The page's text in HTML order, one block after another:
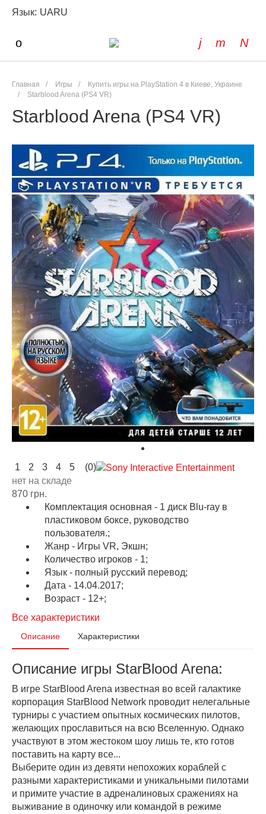
Язык: UARU
Главная / Игры /
Купить игры на PlayStation 4 в Киеве, Украине
/
Starblood Arena (PS4 VR)
Starblood Arena (PS4 VR)
1 2 3 4 5
(0)
нет на складе
870 грн.
Комплектация основная - 1 диск Blu-ray в
пластиковом боксе, руководство
пользователя.;
Жанр - Игры VR, Экшн;
Количество игроков - 1;
Язык - полный русский перевод;
Дата - 14.04.2017;
Возраст - 12+;
Все характеристики
Описание Характеристики
Описание игры StarBlood Arena:
В игре StarBlood Arena известная во всей галактике
корпорация StarBlood Network проводит нелегальные
турниры с участием опытных космических пилотов,
желающих прославиться на всю Вселенную. Однако
участвуют в этом жестоком шоу лишь те, кто готов
поставить на карту все...
Выберите один из девяти непохожих кораблей с
разными характеристиками и уникальными пилотами
и примите участие в адреналиновых сражениях на
выживание в одиночку или командой в режиме